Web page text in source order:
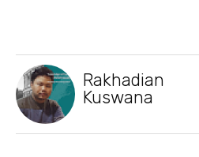
Rakhadian
Kuswana